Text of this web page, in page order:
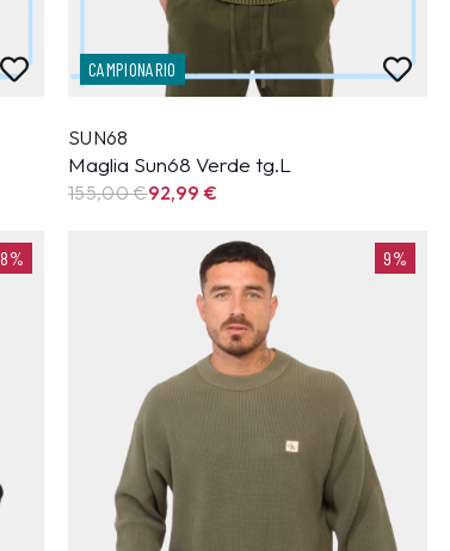
CAMPIONARIO
SUN68
Maglia Sun68 Verde tg.L
155,00 €92,99 €
8% 9%